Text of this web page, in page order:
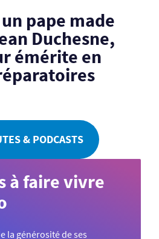
pape made
Duchesne,
émérite en
& PODCASTS
à faire vivre
la générosité de ses